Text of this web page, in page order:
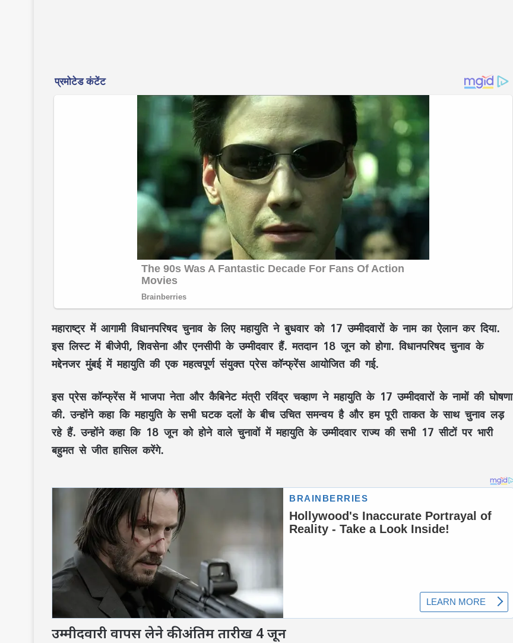
महाराष्ट्र में आगामी विधानपरिषद चुनाव के लिए महायुति ने बुधवार को 17 उम्मीदवारों के नाम का ऐलान कर दिया.
इस लिस्ट में बीजेपी, शिवसेना और एनसीपी के उम्मीदवार हैं. मतदान 18 जून को होगा. विधानपरिषद चुनाव के
मद्देनजर मुंबई में महायुति की एक महत्वपूर्ण संयुक्त प्रेस कॉन्फ्रेंस आयोजित की गई.
इस प्रेस कॉन्फ्रेंस में भाजपा नेता और कैबिनेट मंत्री रविंद्र चव्हाण ने महायुति के 17 उम्मीदवारों के नामों की घोषणा
की. उन्होंने कहा कि महायुति के सभी घटक दलों के बीच उचित समन्वय है और हम पूरी ताकत के साथ चुनाव लड़
रहे हैं. उन्होंने कहा कि 18 जून को होने वाले चुनावों में महायुति के उम्मीदवार राज्य की सभी 17 सीटों पर भारी
बहुमत से जीत हासिल करेंगे.
उम्मीदवारी वापस लेने की अंतिम तारीख 4 जून